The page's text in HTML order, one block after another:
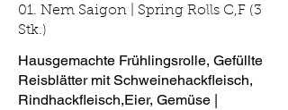
01. Nem Saigon | Spring Rolls C,F (3
Stk.)
Hausgemachte Frühlingsrolle, Gefüllte
Reisblätter mit Schweinehackfleisch,
Rindhackfleisch,Eier, Gemüse |